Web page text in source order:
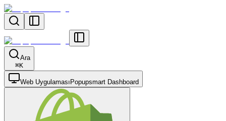
Ara
⌘K
Web Uygulaması Popupsmart Dashboard